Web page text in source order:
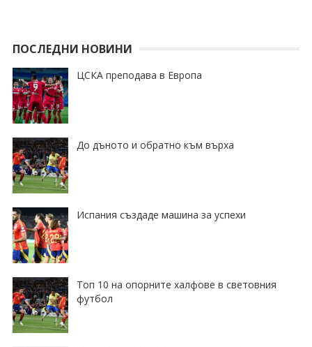
ПОСЛЕДНИ НОВИНИ
ЦСКА преподава в Европа
До дъното и обратно към върха
Испания създаде машина за успехи
Топ 10 на опорните халфове в световния
футбол